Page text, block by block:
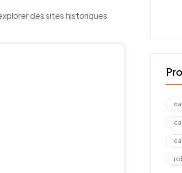
des sites historiques